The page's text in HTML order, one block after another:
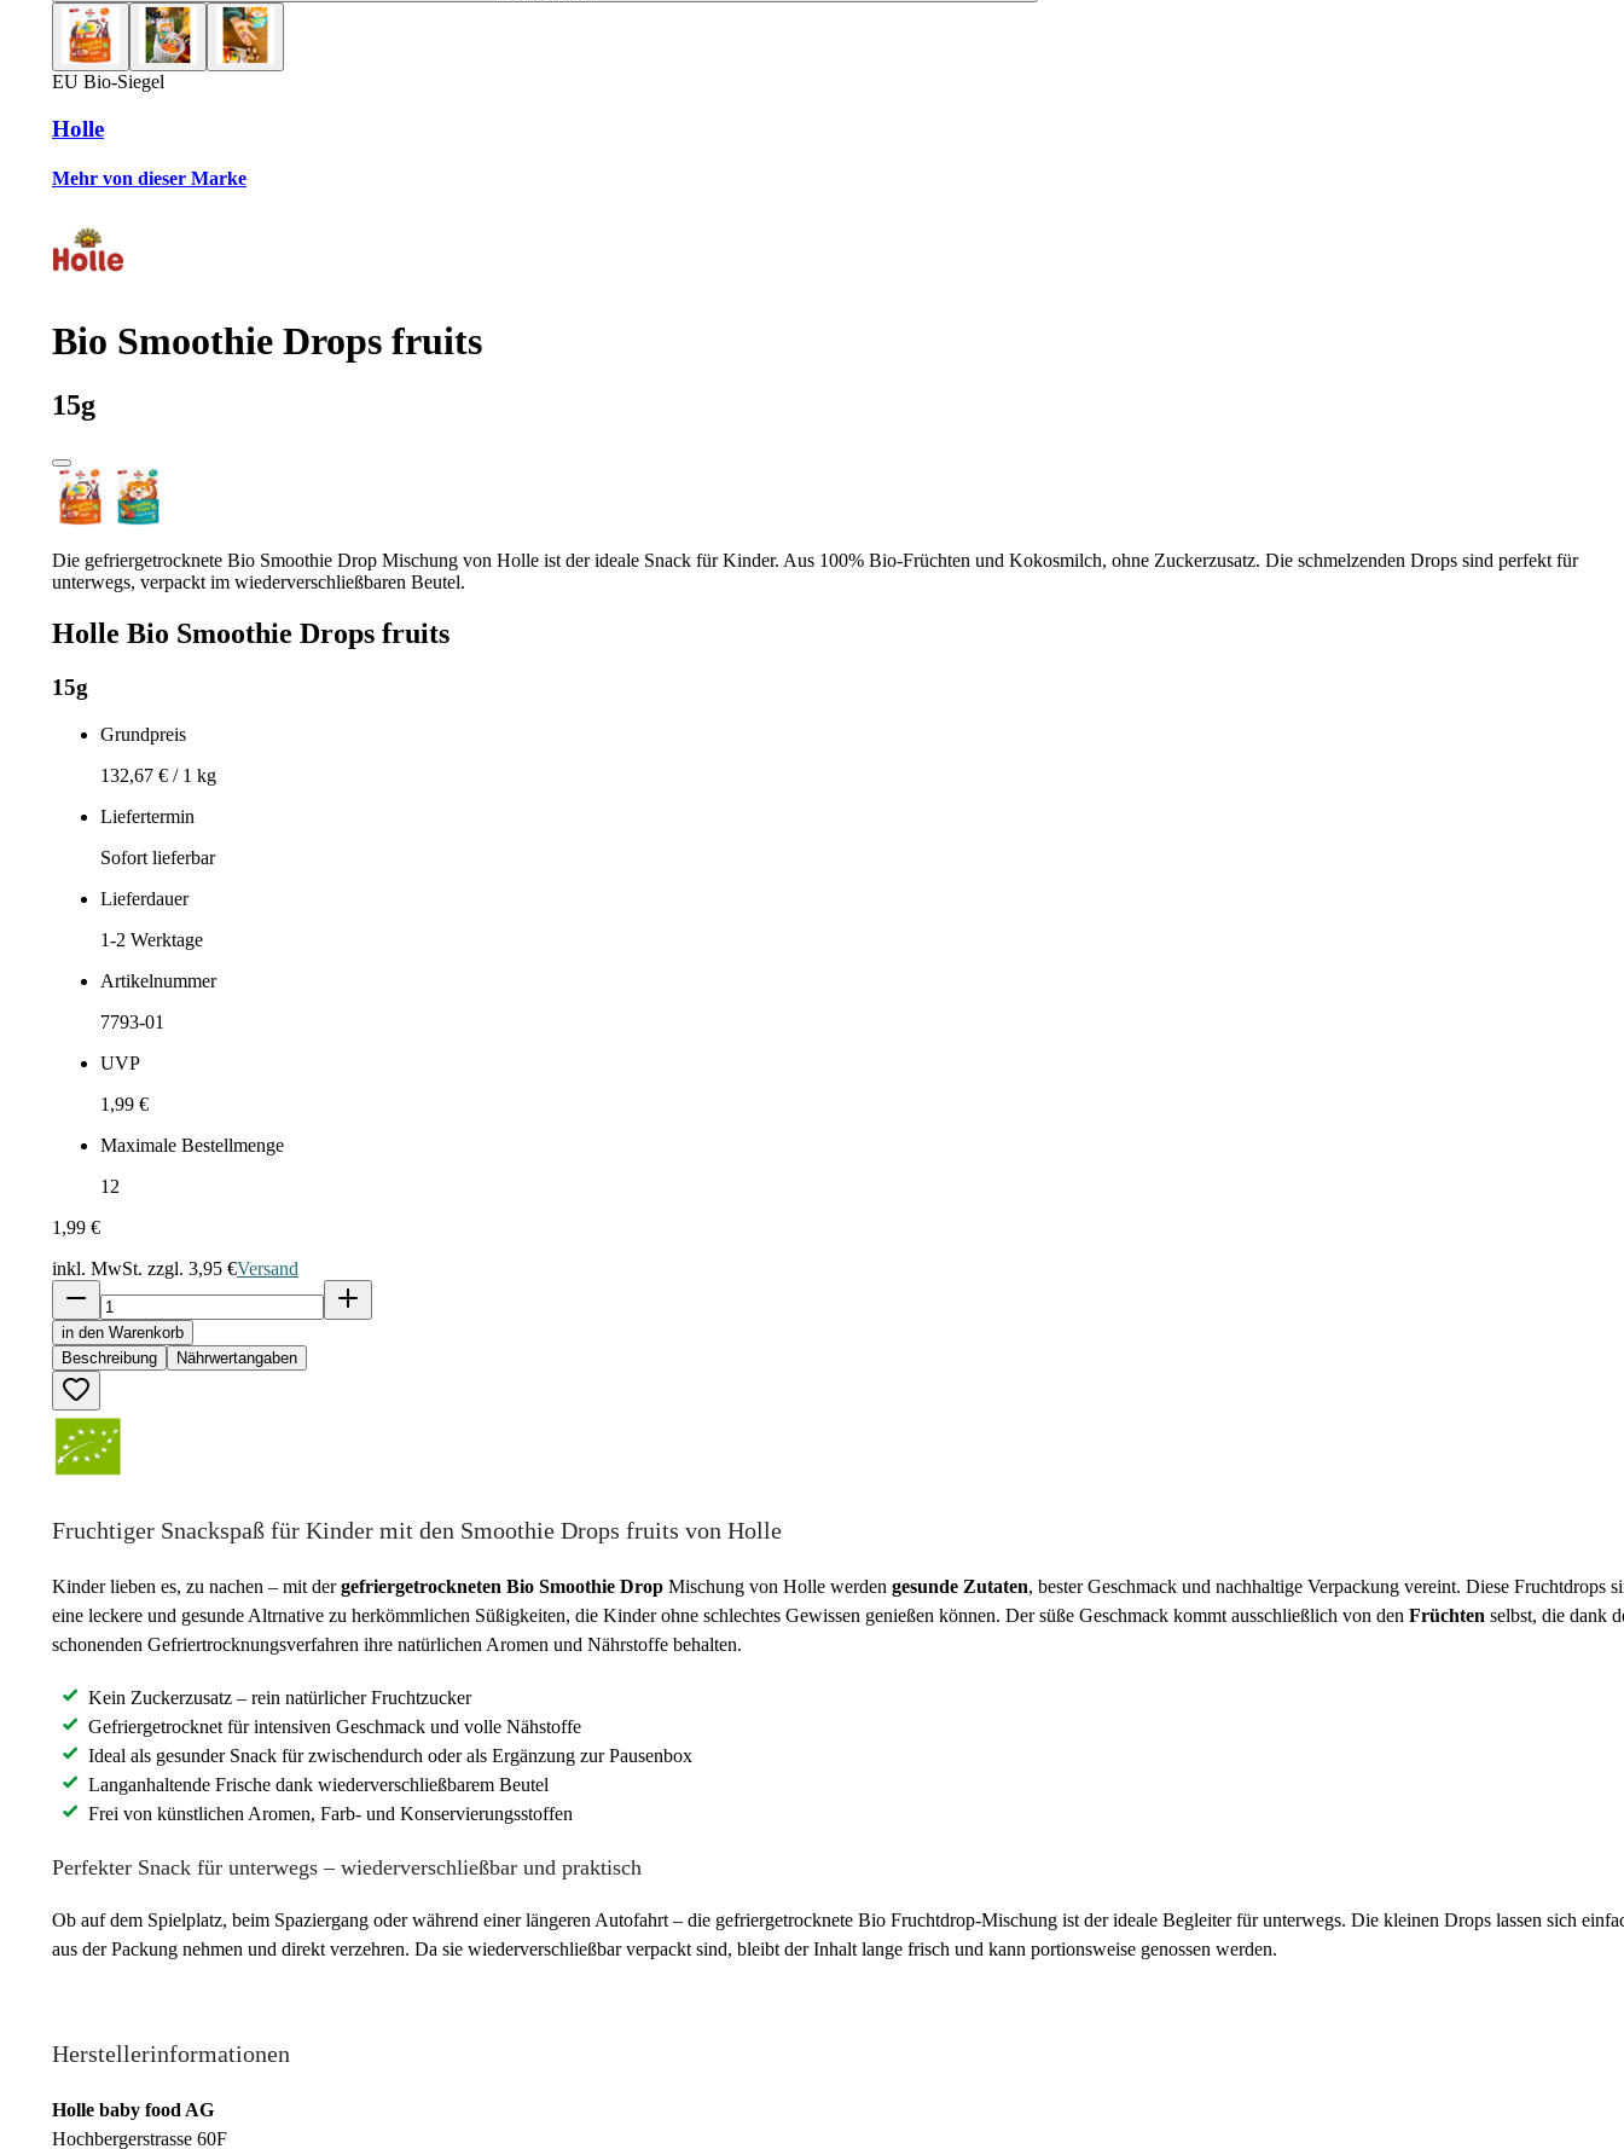
EU Bio-Siegel
Holle
Mehr von dieser Marke
Bio Smoothie Drops fruits
15g
Die gefriergetrocknete Bio Smoothie Drop Mischung von Holle ist der ideale Snack für Kinder. Aus 100% Bio-Früchten und Kokosmilch, ohne Zuckerzusatz. Die schmelzenden Drops sind perfekt für
unterwegs, verpackt im wiederverschließbaren Beutel.
Holle Bio Smoothie Drops fruits
15g
Grundpreis
132,67 € / 1 kg
Liefertermin
Sofort lieferbar
Lieferdauer
1-2 Werktage
Artikelnummer
7793-01
UVP
1,99 €
Maximale Bestellmenge
12
1,99 €
inkl. MwSt. zzgl. 3,95 €Versand
in den Warenkorb
Beschreibung
Nährwertangaben
Fruchtiger Snackspaß für Kinder mit den Smoothie Drops fruits von Holle
Kinder lieben es, zu nachen – mit dergefriergetrockneten Bio Smoothie Drop Mischung von Holle werden gesunde Zutaten, bester Geschmack und nachhaltige Verpackung vereint. Diese Fruchtdrops
eine leckere und gesunde Altrnative zu herkömmlichen Süßigkeiten, die Kinder ohne schlechtes Gewissen genießen können. Der süße Geschmack kommt ausschließlich von den Früchten selbst, die dank
schonenden Gefriertrocknungsverfahren ihre natürlichen Aromen und Nährstoffe behalten.
Kein Zuckerzusatz – rein natürlicher Fruchtzucker
Gefriergetrocknet für intensiven Geschmack und volle Nähstoffe
Ideal als gesunder Snack für zwischendurch oder als Ergänzung zur Pausenbox
Langanhaltende Frische dank wiederverschließbarem Beutel
Frei von künstlichen Aromen, Farb- und Konservierungsstoffen
Perfekter Snack für unterwegs – wiederverschließbar und praktisch
Ob auf dem Spielplatz, beim Spaziergang oder während einer längeren Autofahrt – die gefriergetrocknete Bio Fruchtdrop-Mischung ist der ideale Begleiter für unterwegs. Die kleinen Drops lassen sich
aus der Packung nehmen und direkt verzehren. Da sie wiederverschließbar verpackt sind, bleibt der Inhalt lange frisch und kann portionsweise genossen werden.
Herstellerinformationen
Holle baby food AG
Hochbergerstrasse 60F